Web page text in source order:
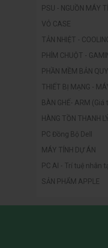
PSU - NGUỒN MÁY
VỎ CASE
TẢN NHIỆT -
PHÍM CHUỘT -
PHẦN MỀM BẢN
THIẾT BỊ MẠNG -
BÀN GHẾ- ARM
HÀNG TỒN THANH
PC Đồng Bộ Dell
MÁY TÍNH DỰ ÁN
PC AI - Trí tuệ nhân
SẢN PHẨM APPLE